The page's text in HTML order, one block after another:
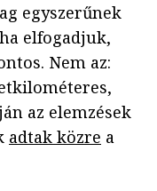
egyszerűnek
elfogadjuk,
Nem az:
az elemzések
adtak közre a